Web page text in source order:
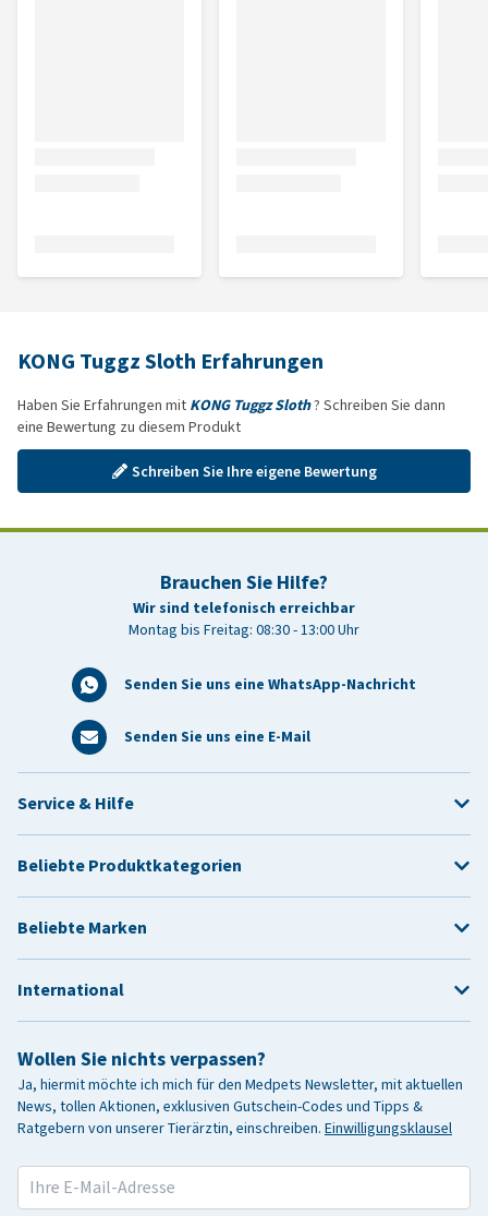
KONG Tuggz Sloth Erfahrungen
Haben Sie Erfahrungen mit KONG Tuggz Sloth? Schreiben Sie dann
eine Bewertung zu diesem Produkt
Schreiben Sie Ihre eigene Bewertung
Brauchen Sie Hilfe?
Wir sind telefonisch erreichbar
Montag bis Freitag: 08:30 - 13:00 Uhr
Senden Sie uns eine WhatsApp-Nachricht
Senden Sie uns eine E-Mail
Wollen Sie nichts verpassen?
Ja, hiermit möchte ich mich für den Medpets Newsletter, mit aktuellen
News, tollen Aktionen, exklusiven Gutschein-Codes und Tipps &
Ratgebern von unserer Tierärztin, einschreiben. Einwilligungsklausel
Service & Hilfe
Beliebte Produktkategorien
Beliebte Marken
International